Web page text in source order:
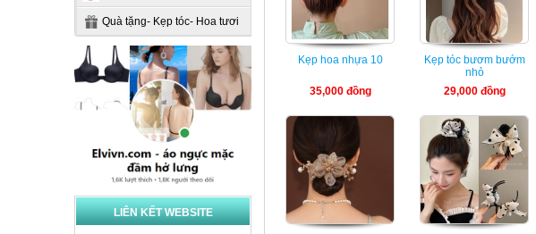
Quà tặng- Kẹp tóc- Hoa tươi
LIÊN KẾT WEBSITE
Kẹp hoa nhựa 10
35,000 đồng
Kẹp tóc bươm bướm
nhỏ
29,000 đồng